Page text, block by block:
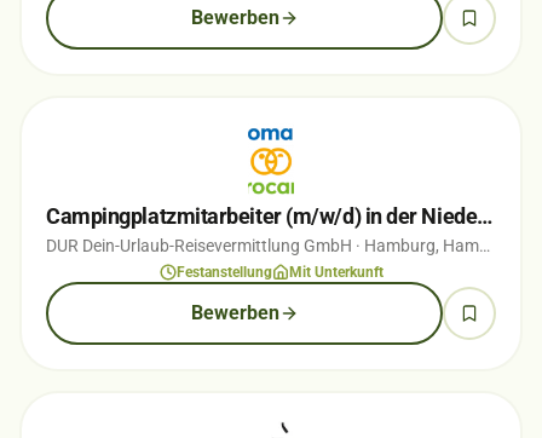
Bewerben
Campingplatzmitarbeiter (m/w/d) in der Niederlande
DUR Dein-Urlaub-Reisevermittlung GmbH · Hamburg, Hamburg
Festanstellung Mit Unterkunft
Bewerben